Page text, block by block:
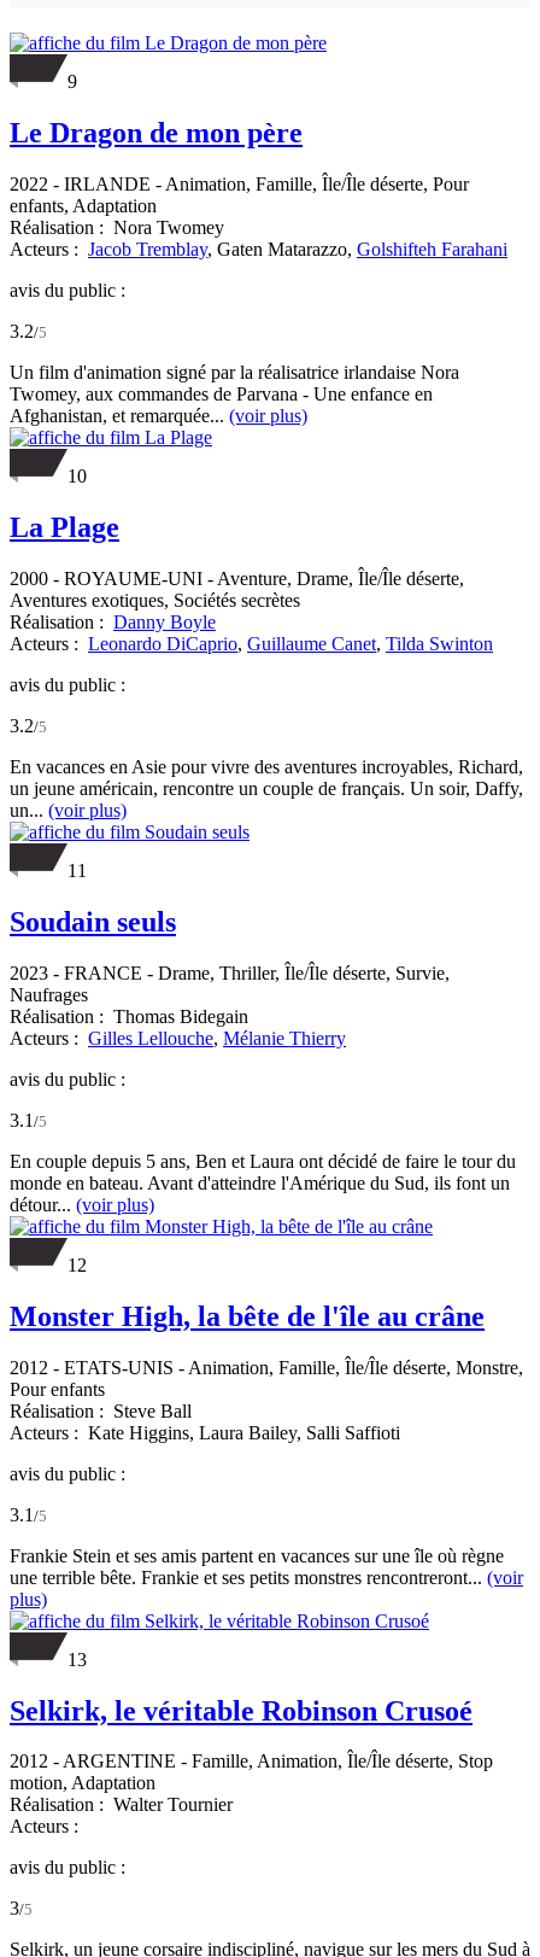
9
Le Dragon de mon père
2022 - IRLANDE - Animation, Famille, Île/Île déserte, Pour
enfants, Adaptation
Réalisation : Nora Twomey
Acteurs : Jacob Tremblay, Gaten Matarazzo, Golshifteh Farahani
avis du public :
3.2/5
Un film d'animation signé par la réalisatrice irlandaise Nora
Twomey, aux commandes de Parvana - Une enfance en
Afghanistan, et remarquée... (voir plus)
10
La Plage
2000 - ROYAUME-UNI - Aventure, Drame, Île/Île déserte,
Aventures exotiques, Sociétés secrètes
Réalisation : Danny Boyle
Acteurs : Leonardo DiCaprio, Guillaume Canet, Tilda Swinton
avis du public :
3.2/5
En vacances en Asie pour vivre des aventures incroyables, Richard,
un jeune américain, rencontre un couple de français. Un soir, Daffy,
un... (voir plus)
11
Soudain seuls
2023 - FRANCE - Drame, Thriller, Île/Île déserte, Survie,
Naufrages
Réalisation : Thomas Bidegain
Acteurs : Gilles Lellouche, Mélanie Thierry
avis du public :
3.1 /5
En couple depuis 5 ans, Ben et Laura ont décidé de faire le tour du
monde en bateau. Avant d'atteindre l'Amérique du Sud, ils font un
détour... (voir plus)
12
Monster High, la bête de l'île au crâne
2012 - ETATS-UNIS - Animation, Famille, Île/Île déserte, Monstre,
Pour enfants
Réalisation : Steve Ball
Acteurs : Kate Higgins, Laura Bailey, Salli Saffioti
avis du public :
3.1 /5
Frankie Stein et ses amis partent en vacances sur une île où règne
une terrible bête. Frankie et ses petits monstres rencontreront... (voir
plus)
13
Selkirk, le véritable Robinson Crusoé
2012 -ARGENTINE - Famille, Animation, Île/Île déserte, Stop
motion, Adaptation
Réalisation : Walter Tournier
Acteurs :
avis du public :
3/5
Selkirk, un jeune corsaire indiscipliné, navigue sur les mers du Sud à